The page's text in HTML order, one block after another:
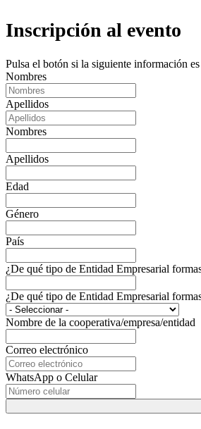
Inscripción al evento
Pulsa el botón si la siguiente información
Nombres
Apellidos
Nombres
Apellidos
Edad
Género
País
¿De qué tipo de Entidad Empresarial
¿De qué tipo de Entidad Empresarial
Nombre de la cooperativa/empresa/entidad
Correo electrónico
WhatsApp o Celular